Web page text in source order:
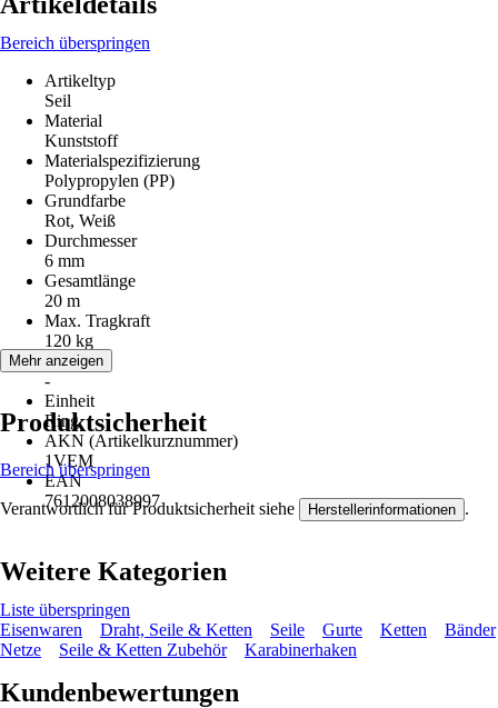
Bereich überspringen
Artikeltyp
Seil
Material
Kunststoff
Materialspezifizierung
Polypropylen (PP)
Grundfarbe
Rot, Weiß
Durchmesser
6 mm
Gesamtlänge
20 m
Max. Tragkraft
120 kg
Hinweis
-
Einheit
Ring
AKN (Artikelkurznummer)
1VEM
EAN
7612008038997
Mehr anzeigen
Produktsicherheit
Bereich überspringen
Verantwortlich für Produktsicherheit siehe Herstellerinformationen .
Weitere Kategorien
Liste überspringen
Eisenwaren
Draht, Seile & Ketten Seile Gurte Ketten
Bänder
Netze
Seile & Ketten Zubehör Karabinerhaken
Kundenbewertungen